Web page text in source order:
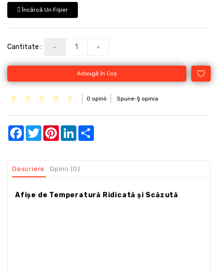
Încărcă Un Fişier
Cantitate :
Adaugă În Coş
0 opinii Spune-ţi opinia
Facebook
TwitterPinterestLinkedIn
Descriere Opinii (0)
Afișe de Temperatură Ridicată și Scăzută